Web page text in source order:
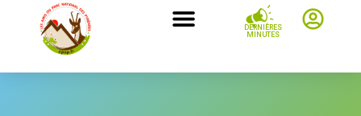
DERNIÈRES
MINUTES